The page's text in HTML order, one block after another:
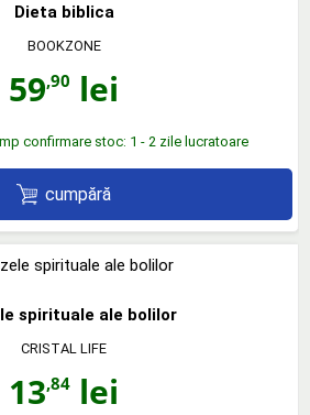
Dieta biblica
BOOKZONE
59,90 lei
confirmare stoc: 1 - 2 zile lucratoare
cumpără
spirituale ale bolilor
CRISTAL LIFE
13,84 lei